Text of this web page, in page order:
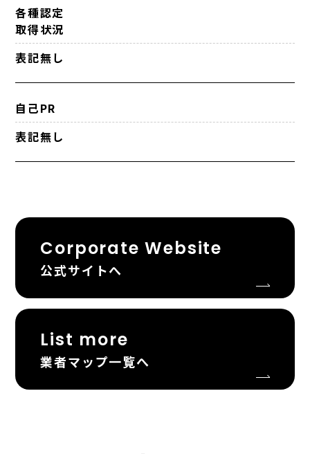
各種認定
取得状況
表記無し
自己PR
表記無し
Corporate Website
公式サイトへ
List more
業者マップ一覧へ